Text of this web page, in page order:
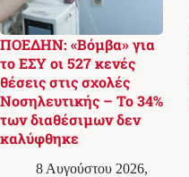
ΠΟΕΔΗΝ: «Βόμβα» για
το ΕΣΥ οι 527 κενές
θέσεις στις σχολές
Νοσηλευτικής – Το 34%
των διαθέσιμων δεν
καλύφθηκε
8 Αυγούστου 2026,